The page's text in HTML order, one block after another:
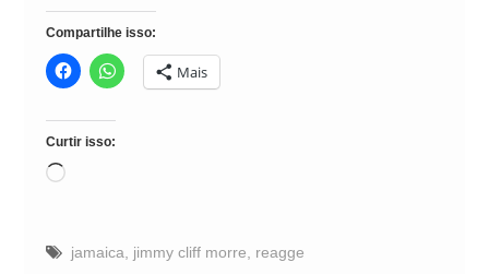
Compartilhe isso:
Mais
Curtir isso:
Carregando...
jamaica jimmy cliff morre reagge